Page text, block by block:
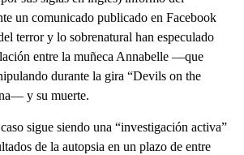
un comunicado publicado en Facebook
terror y lo sobrenatural han especulado
entre la muñeca Annabelle —que
durante la gira “Devils on the
y su muerte.
sigue siendo una “investigación activa”
de la autopsia en un plazo de entre